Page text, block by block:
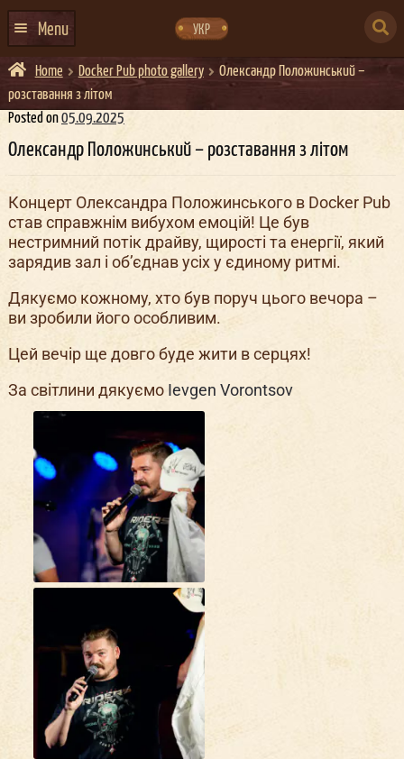
navigation
content
УКР
Menu
HOME
EVENTS CALENDAR
ABOUT US
EVENT AGENCY DOCKER
CATERING
Home Docker Pub photo gallery
Олександр Положинський –
розставання з літом
Posted on05.09.2025
Олександр Положинський – розставання з літом
Концерт Олександра Положинського в Docker Pub
став справжнім вибухом емоцій! Це був
нестримний потік драйву, щирості та енергії, який
зарядив зал і об’єднав усіх у єдиному ритмі.
Дякуємо кожному, хто був поруч цього вечора –
ви зробили його особливим.
Цей вечір ще довго буде жити в серцях!
За світлини дякуємо Ievgen Vorontsov